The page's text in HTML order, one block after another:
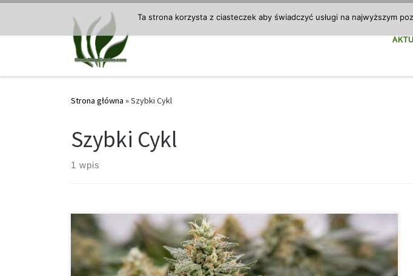
Przejdź do treści
Strona główna »Szybki Cykl
Szybki Cykl
1 wpis
Ta strona korzysta z ciasteczek aby świadczyć usługi na najwyższym